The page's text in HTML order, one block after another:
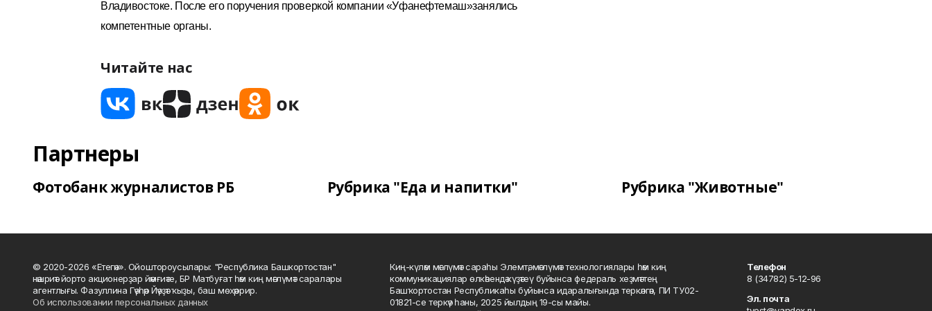
Владивостоке. После его поручения проверкой компании «Уфанефтемаш»занялись
компетентныеорганы.
Читайте нас
Партнеры
Фотобанк журналистов РБ Рубрика "Еда и напитки" Рубрика "Животные"
© 2020-2026 «Етегән». Ойоштороусылары: "Республика Башкортостан"
нәшриәт йорто акционерҙар йәмғиәте, БР Матбуғат һәм киң мәғлүмәт саралары
агентлығы. Фазуллина Гәүһәр Йәүҙәт ҡыҙы, баш мөхәррир.
Об использовании персональных данных
Киң-күләм мәғлүмәт сараһы Элемтә, мәғлүмәт технологиялары һәм киң
коммуникациялар өлкәһендә күҙәтеү буйынса федераль хеҙмәттең
Башҡортостан Республикаһы буйынса идаралығында теркәлгән, ПИ ТУ02-
01821-се теркәү һаны, 2025 йылдың 19-сы майы.
Телефон
8 (34782) 5-12-96
Эл. почта